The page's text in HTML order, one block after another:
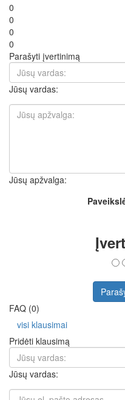
0
0
0
0
Parašyti įvertinimą
Jūsų vardas:
Jūsų apžvalga:
FAQ (0)
visi klausimai
Pridėti klausimą
Jūsų vardas: